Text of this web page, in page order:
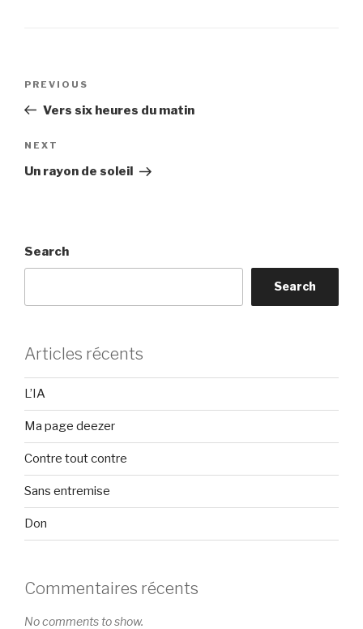
Previous
Post
PREVIOUS
Vers six heures du matin
Next
Post
NEXT
Un rayon de soleil
Search
Search
Articles récents
L’IA
Ma page deezer
Contre tout contre
Sans entremise
Don
Commentaires récents
No comments to show.